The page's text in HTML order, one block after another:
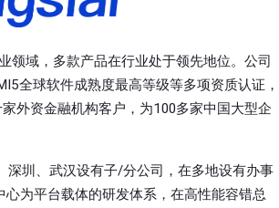
领域，多款产品在行业处于领先地位。公司
全球软件成熟度最高等级等多项资质认证，
外资金融机构客户，为100多家中国大型企
深圳、武汉设有子/分公司，在多地设有办事
为平台载体的研发体系，在高性能容错总